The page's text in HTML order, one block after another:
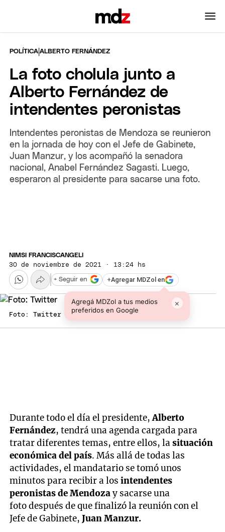
POLÍTICA |ALBERTO FERNÁNDEZ
La foto cholula junto a
Alberto Fernández de
intendentes peronistas
Intendentes peronistas de Mendoza se reunieron
en la jornada de hoy con el Jefe de Gabinete,
Juan Manzur, y los acompañó la senadora
nacional, Anabel Fernández Sagasti. Luego,
esperaron al presidente para sacarse una foto.
NIMSI FRANCISCANGELI
30 de noviembre de 2021 · 13:24 hs
+Agregar MDZol en
Agregá MDZol a tus medios
preferidos en Google
×
+ Seguir en
Foto: Twitter
Durante todo el día el presidente,Alberto
Fernández, tendrá una agenda cargada para
tratar diferentes temas, entre ellos, lasituación
económica del país. Más allá de todas las
actividades, el mandatario se tomó unos
minutos para recibir a los intendentes
peronistas de Mendozay sacarse una
foto después de que finalizó la reunión con el
Jefe de Gabinete, Juan Manzur.